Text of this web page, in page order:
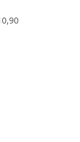
Preis: